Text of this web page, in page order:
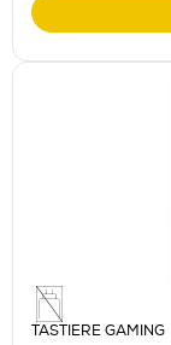
TASTIERE GAMING